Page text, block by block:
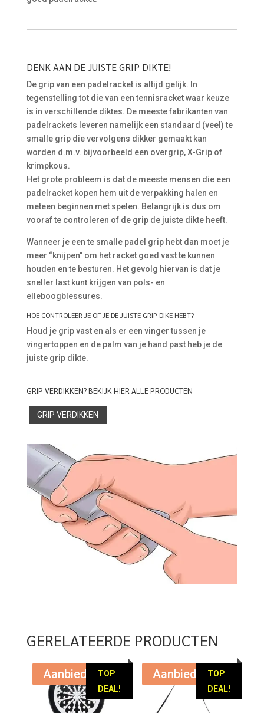
DENK AAN DE JUISTE GRIP DIKTE!
De grip van een padelracket is altijd gelijk. In
tegenstelling tot die van een tennisracket waar keuze
is in verschillende diktes. De meeste fabrikanten van
padelrackets leveren namelijk een standaard (veel) te
smalle grip die vervolgens dikker gemaakt kan
worden d.m.v. bijvoorbeeld een overgrip, X-Grip of
krimpkous.
Het grote probleem is dat de meeste mensen die een
padelracket kopen hem uit de verpakking halen en
meteen beginnen met spelen. Belangrijk is dus om
vooraf te controleren of de grip de juiste dikte heeft.
Wanneer je een te smalle padel grip hebt dan moet je
meer “knijpen” om het racket goed vast te kunnen
houden en te besturen. Het gevolg hiervan is dat je
sneller last kunt krijgen van pols- en
elleboogblessures.
HOE CONTROLEER JE OF JE DE JUISTE GRIP DIKE HEBT?
Houd je grip vast en als er een vinger tussen je
vingertoppen en de palm van je hand past heb je de
juiste grip dikte.
GRIP VERDIKKEN? BEKIJK HIER ALLE PRODUCTEN
GRIP VERDIKKEN
GERELATEERDE PRODUCTEN
TOP
DEAL!
Aanbieding!
TOP
DEAL!
Aanbieding!